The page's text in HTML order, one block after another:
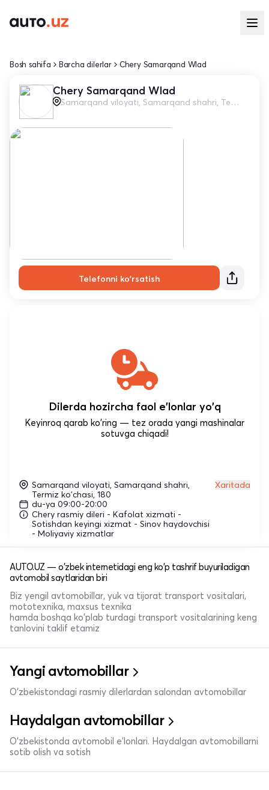
Bosh sahifa Barcha dilerlar Chery Samarqand Wlad
Chery Samarqand Wlad
Samarqand viloyati, Samarqand shahri, Termiz ko'chasi, 180
Telefonni ko'rsatish
Xaritada
Samarqand viloyati, Samarqand shahri,
Termiz ko'chasi, 180
du-ya 09:00-20:00
Chery rasmiy dileri - Kafolat xizmati -
Sotishdan keyingi xizmat - Sinov haydovchisi
- Moliyaviy xizmatlar
Dilerda hozircha faol e'lonlar yo'q
Keyinroq qarab ko'ring — tez orada yangi mashinalar
sotuvga chiqadi!
AUTO.UZ — o'zbek internetidagi eng ko'p tashrif buyuriladigan
avtomobil saytlaridan biri
Biz yengil avtomobillar, yuk va tijorat transport vositalari,
mototexnika, maxsus texnika
hamda boshqa ko'plab turdagi transport vositalarining keng
tanlovini taklif etamiz
Yangi avtomobillar
O'zbekistondagi rasmiy dilerlardan salondan avtomobillar
Haydalgan avtomobillar
O'zbekistonda avtomobil e’lonlari. Haydalgan avtomobillarni
sotib olish va sotish